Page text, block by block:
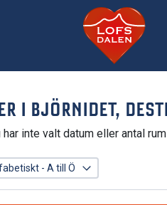
I BJÖRNIDET,
har inte valt datum eller antal rum